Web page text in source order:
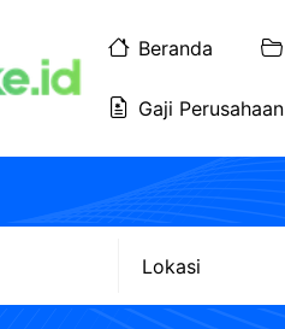
Beranda
Gaji Perusahaan